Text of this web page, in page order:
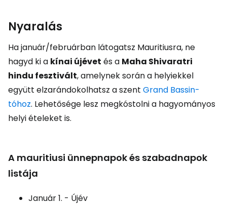
Nyaralás
Ha január/februárban látogatsz Mauritiusra, ne
hagyd ki a kínai újévet és a Maha Shivaratri
hindu fesztivált, amelynek során a helyiekkel
együtt elzarándokolhatsz a szent Grand Bassin-
tóhoz. Lehetősége lesz megkóstolni a hagyományos
helyi ételeket is.
A mauritiusi ünnepnapok és szabadnapok
listája
Január 1. - Újév